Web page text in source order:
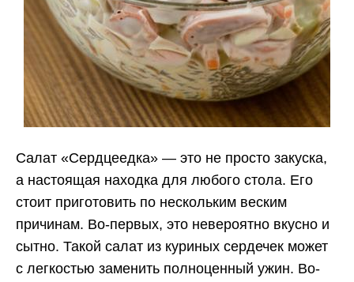
Салат «Сердцеедка» — это не просто закуска,
а настоящая находка для любого стола. Его
стоит приготовить по нескольким веским
причинам. Во-первых, это невероятно вкусно и
сытно. Такой салат из куриных сердечек может
с легкостью заменить полноценный ужин. Во-